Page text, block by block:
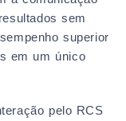
sem
superior
em um único
pelo RCS